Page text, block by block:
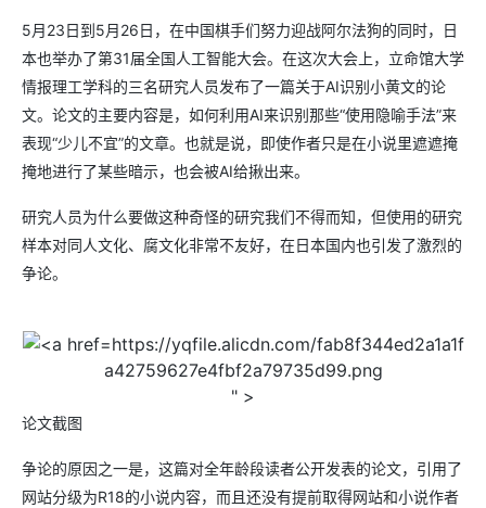
5月23日到5月26日，在中国棋手们努力迎战阿尔法狗的同时，日
本也举办了第31届全国人工智能大会。在这次大会上，立命馆大学
情报理工学科的三名研究人员发布了一篇关于AI识别小黄文的论
文。论文的主要内容是，如何利用AI来识别那些“使用隐喻手法”来
表现“少儿不宜”的文章。也就是说，即使作者只是在小说里遮遮掩
掩地进行了某些暗示，也会被AI给揪出来。
研究人员为什么要做这种奇怪的研究我们不得而知，但使用的研究
样本对同人文化、腐文化非常不友好，在日本国内也引发了激烈的
争论。
https://yqfile.alicdn.com/fab8f344ed2a1a1f
a42759627e4fbf2a79735d99.png
" >
论文截图
争论的原因之一是，这篇对全年龄段读者公开发表的论文，引用了
网站分级为R18的小说内容，而且还没有提前取得网站和小说作者